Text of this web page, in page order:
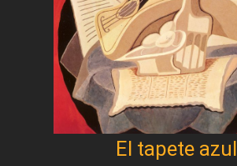
El tapete azul